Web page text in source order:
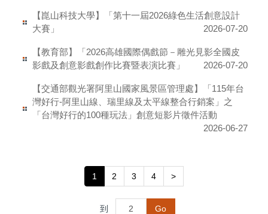
【崑山科技大學】「第十一屆2026綠色生活創意設計
大賽」
2026-07-20
【教育部】「2026高雄國際偶戲節－雕光見影全國皮
影戲及創意影戲創作比賽暨表演比賽」
2026-07-20
【交通部觀光署阿里山國家風景區管理處】「115年台
灣好行-阿里山線、瑞里線及太平線整合行銷案」之
「台灣好行的100種玩法」創意短影片徵件活動
2026-06-27
1 2 3 4 >
到 Go